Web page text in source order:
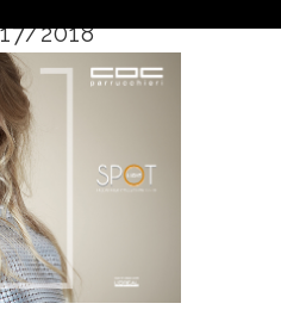
2018